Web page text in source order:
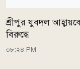
শ্রীপুর যুবদল
বিরুদ্ধে
০৮:২৪ PM